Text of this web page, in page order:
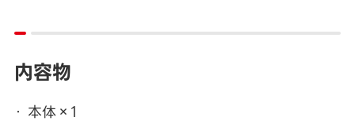
内容物
本体×1